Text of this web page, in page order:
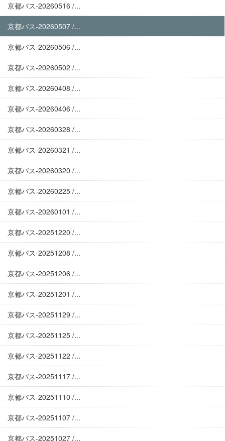
京都バス-20260516 /...
京都バス-20260507 /...
京都バス-20260506 /...
京都バス-20260502 /...
京都バス-20260408 /...
京都バス-20260406 /...
京都バス-20260328 /...
京都バス-20260321 /...
京都バス-20260320 /...
京都バス-20260225 /...
京都バス-20260101 /...
京都バス-20251220 /...
京都バス-20251208 /...
京都バス-20251206 /...
京都バス-20251201 /...
京都バス-20251129 /...
京都バス-20251125 /...
京都バス-20251122 /...
京都バス-20251117 /...
京都バス-20251110 /...
京都バス-20251107 /...
京都バス-20251027 /...